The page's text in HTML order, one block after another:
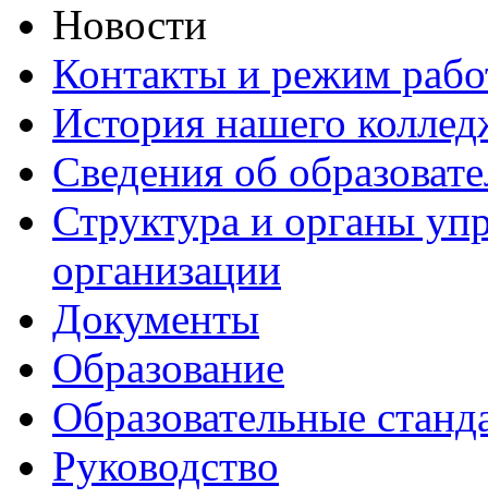
Новости
Контакты и режим
История нашего
Сведения об
Структура и органы
организации
Документы
Образование
Образовательные
Руководство